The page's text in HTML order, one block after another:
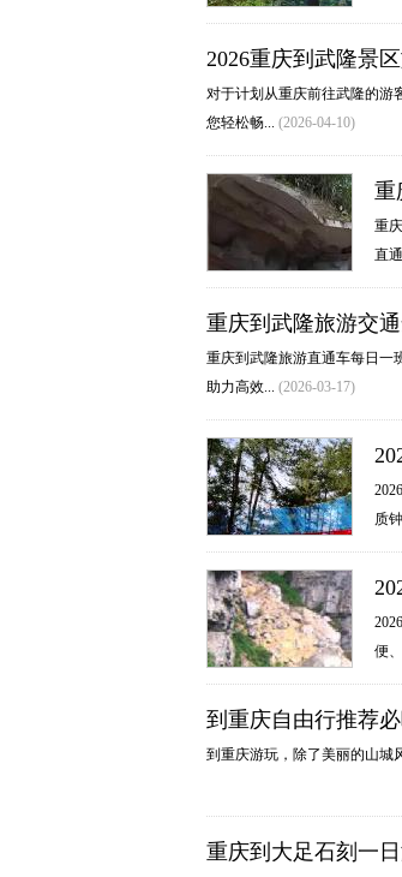
2026重庆到武隆景
对于计划从重庆前往武隆的游
您轻松畅... (2026-04-10)
重
重
直
重庆到武隆旅游交
重庆到武隆旅游直通车每日一
助力高效... (2026-03-17)
质
便
到重庆自由行推荐
到重庆游玩，除了美丽的山城
重庆到大足石刻一